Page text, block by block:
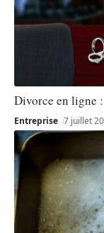
Divorce en ligne
Entreprise 7 juillet